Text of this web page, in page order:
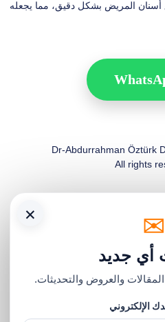
أسنان المريض بشكل دقيق، مما يجعله
Dr-Abdurrahman Öztürk
All rights
× ✉
أي جديد
والعروض والتحديثات.
الإلكتروني